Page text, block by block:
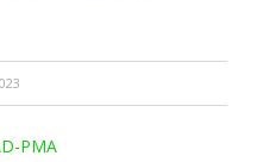
PMA